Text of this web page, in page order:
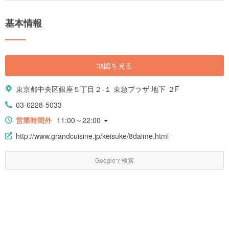
基本情報
地図を見る
東京都中央区銀座５丁目２-１ 東急プラザ 地下 ２F
03-6228-5033
営業時間外 11:00～22:00
http://www.grandcuisine.jp/keisuke/8daime.html
Googleで検索